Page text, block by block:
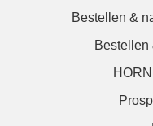
Bestellen &
Bestellen